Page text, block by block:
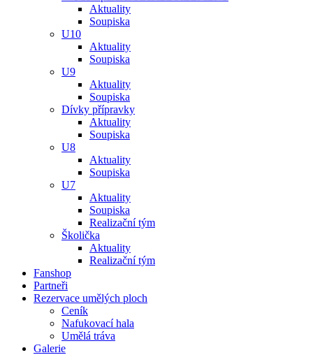
Aktuality
Soupiska
U10
Aktuality
Soupiska
U9
Aktuality
Soupiska
Dívky přípravky
Aktuality
Soupiska
U8
Aktuality
Soupiska
U7
Aktuality
Soupiska
Realizační tým
Školička
Aktuality
Realizační tým
Fanshop
Partneři
Rezervace umělých ploch
Ceník
Nafukovací hala
Umělá tráva
Galerie